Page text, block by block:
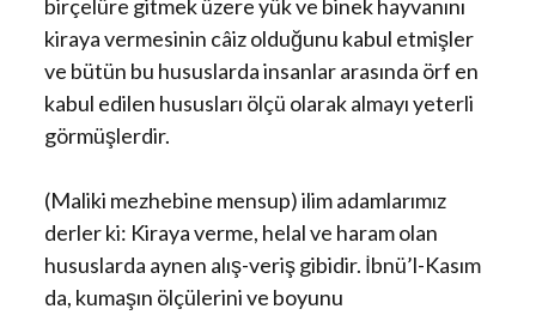
birçelüre gitmek üzere yük ve binek hayvanını
kiraya vermesinin câiz olduğunu kabul etmişler
ve bütün bu hususlarda insanlar arasında örf en
kabul edilen hususları ölçü olarak almayı yeterli
görmüşlerdir.
(Maliki mezhebine mensup) ilim adamlarımız
derler ki: Kiraya verme, helal ve haram olan
hususlarda aynen alış-veriş gibidir. İbnü’l-Kasım
da, kumaşın ölçülerini ve boyunu